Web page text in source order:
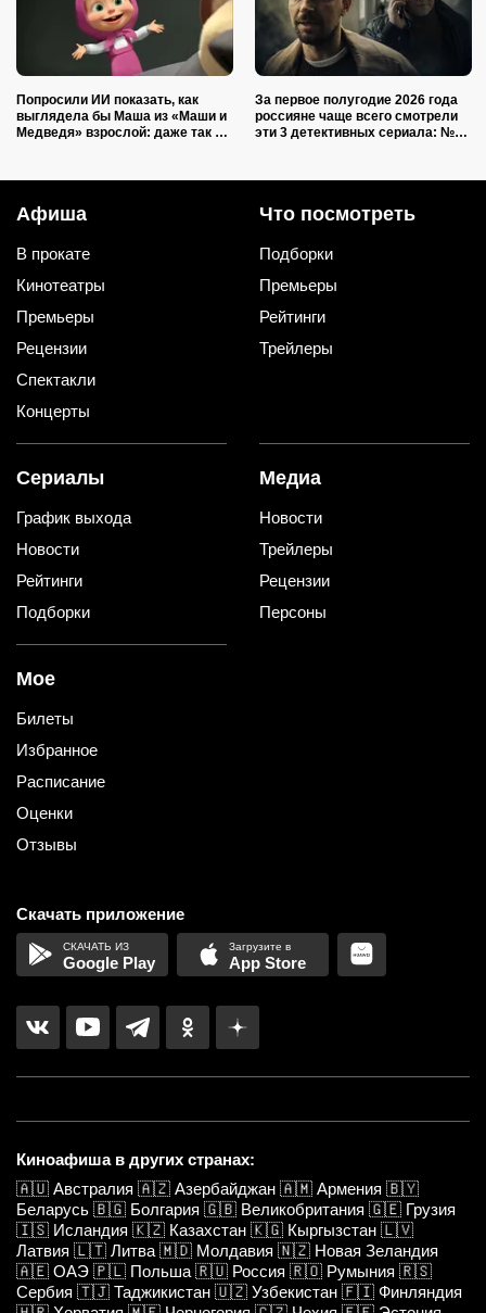
Попросили ИИ показать, как
выглядела бы Маша из «Маши и
Медведя» взрослой: даже так ее
За первое полугодие 2026 года
россияне чаще всего смотрели
эти 3 детективных сериала: №2
Афиша
В прокате
Кинотеатры
Премьеры
Рецензии
Спектакли
Концерты
Что посмотреть
Подборки
Премьеры
Рейтинги
Трейлеры
Сериалы
График выхода
Новости
Рейтинги
Подборки
Медиа
Новости
Трейлеры
Рецензии
Персоны
Мое
Билеты
Избранное
Расписание
Оценки
Отзывы
Скачать приложение
Google Play App Store
Киноафиша в других странах:
🇦🇺 Австралия 🇦🇿 Азербайджан 🇦🇲 Армения 🇧🇾
Беларусь 🇧🇬 Болгария 🇬🇧 Великобритания 🇬🇪 Грузия
🇮🇸 Исландия 🇰🇿 Казахстан 🇰🇬 Кыргызстан 🇱🇻
Латвия 🇱🇹 Литва 🇲🇩 Молдавия 🇳🇿 Новая Зеландия
🇦🇪 ОАЭ 🇵🇱 Польша 🇷🇺 Россия 🇷🇴 Румыния 🇷🇸
Сербия 🇹🇯 Таджикистан 🇺🇿 Узбекистан 🇫🇮 Финляндия